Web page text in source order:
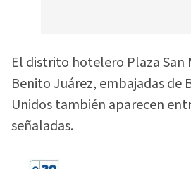
El distrito hotelero Plaza San
Benito Juárez, embajadas de
Unidos también aparecen
señaladas.